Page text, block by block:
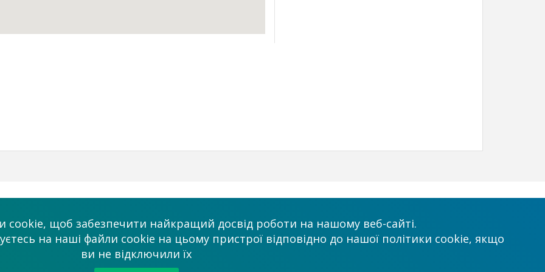
Платні послуги
Співробітництво
admin@allmaster.com.ua
cookie, щоб забезпечити найкращий досвід роботи на нашому веб-сайті.
на наші файли cookie на цьому пристрої відповідно до нашої політики cookie, якщо
ви не відключили їх